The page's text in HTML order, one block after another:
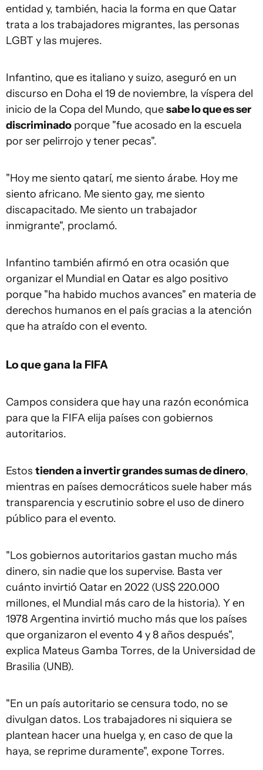
entidad y, también, hacia la forma en que Qatar
trata a los trabajadores migrantes, las personas
LGBT y las mujeres.
Infantino, que es italiano y suizo, aseguró en un
discurso en Doha el 19 de noviembre, la víspera del
inicio de la Copa del Mundo, quesabe lo que es ser
discriminado porque "fue acosado en la escuela
por ser pelirrojo y tener pecas".
"Hoy me siento qatarí, me siento árabe. Hoy me
siento africano. Me siento gay, me siento
discapacitado. Me siento un trabajador
inmigrante", proclamó.
Infantino también afirmó en otra ocasión que
organizar el Mundial en Qatar es algo positivo
porque "ha habido muchos avances" en materia de
derechos humanos en el país gracias a la atención
que ha atraído con el evento.
Lo que gana la FIFA
Campos considera que hay una razón económica
para que la FIFA elija países con gobiernos
autoritarios.
Estos tienden a invertir grandes sumas de dinero,
mientras en países democráticos suele haber más
transparencia y escrutinio sobre el uso de dinero
público para el evento.
"Los gobiernos autoritarios gastan mucho más
dinero, sin nadie que los supervise. Basta ver
cuánto invirtió Qatar en 2022 (US$ 220.000
millones, el Mundial más caro de la historia). Y en
1978 Argentina invirtió mucho más que los países
que organizaron el evento 4 y 8 años después",
explica Mateus Gamba Torres, de la Universidad de
Brasilia (UNB).
"En un país autoritario se censura todo, no se
divulgan datos. Los trabajadores ni siquiera se
plantean hacer una huelga y, en caso de que la
haya, se reprime duramente", expone Torres.